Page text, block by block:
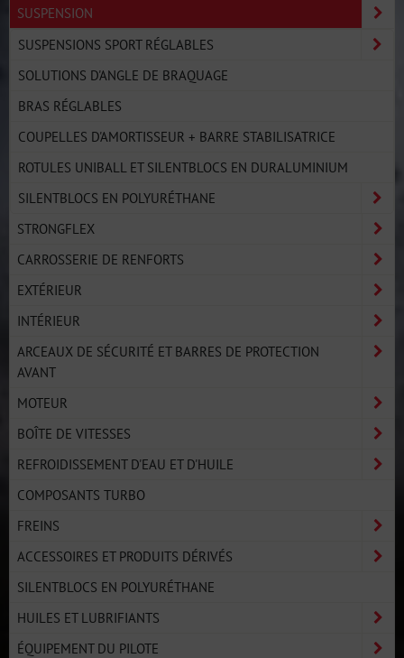
SUSPENSION
SUSPENSIONS SPORT RÉGLABLES
SOLUTIONS D'ANGLE DE BRAQUAGE
BRAS RÉGLABLES
COUPELLES D'AMORTISSEUR + BARRE STABILISATRICE
ROTULES UNIBALL ET SILENTBLOCS EN DURALUMINIUM
SILENTBLOCS EN POLYURÉTHANE
STRONGFLEX
CARROSSERIE DE RENFORTS
EXTÉRIEUR
INTÉRIEUR
ARCEAUX DE SÉCURITÉ ET BARRES DE PROTECTION
AVANT
MOTEUR
BOÎTE DE VITESSES
REFROIDISSEMENT D'EAU ET D'HUILE
COMPOSANTS TURBO
FREINS
ACCESSOIRES ET PRODUITS DÉRIVÉS
SILENTBLOCS EN POLYURÉTHANE
HUILES ET LUBRIFIANTS
ÉQUIPEMENT DU PILOTE